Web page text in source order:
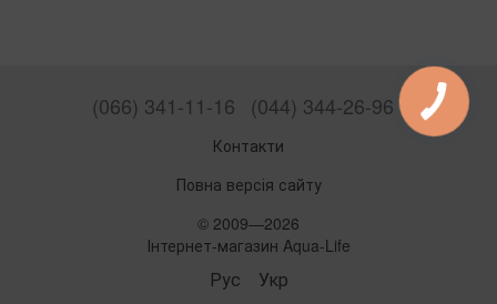
(066) 341-11-16 (044) 344-26-96
Контакти
Повна версія сайту
© 2009—2026
Інтернет-магазин Aqua-Life
Рус Укр